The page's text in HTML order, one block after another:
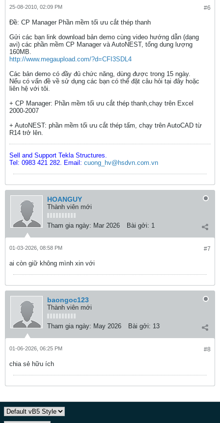
#6
25-08-2010, 02:09 PM
Ðề: CP Manager Phần mềm tối ưu cắt thép thanh
Gửi các bạn link download bản demo cùng video hướng dẫn (dạng
avi) các phần mềm CP Manager và AutoNEST, tổng dung lượng
160MB.
http://www.megaupload.com/?d=CFI3SDL4
Các bản demo có đầy đủ chức năng, dùng được trong 15 ngày.
Nếu có vấn đề về sử dụng các bạn có thể đặt câu hỏi tại đây hoặc
liên hệ với tôi.
+ CP Manager: Phần mềm tối ưu cắt thép thanh,chạy trên Excel
2000-2007
+ AutoNEST: phần mềm tối ưu cắt thép tấm, chạy trên AutoCAD từ
R14 trở lên.
Sell and Support Tekla Structures.
Tel: 0983 421 282. Email: cuong_hv@hsdvn.com.vn
HOANGUY
Thành viên mới
Tham gia ngày: Mar 2026 Bài gởi: 1
#7
01-03-2026, 08:58 PM
ai còn giữ không mình xin với
baongoc123
Thành viên mới
Tham gia ngày: May 2026 Bài gởi: 13
#8
01-06-2026, 06:25 PM
chia sẻ hữu ích